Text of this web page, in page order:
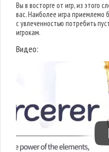
Вы в восторге от игр, из этого
вас. Наиболее игра приемлемо
с увлеченностью потребить
игрокам.
Видео: